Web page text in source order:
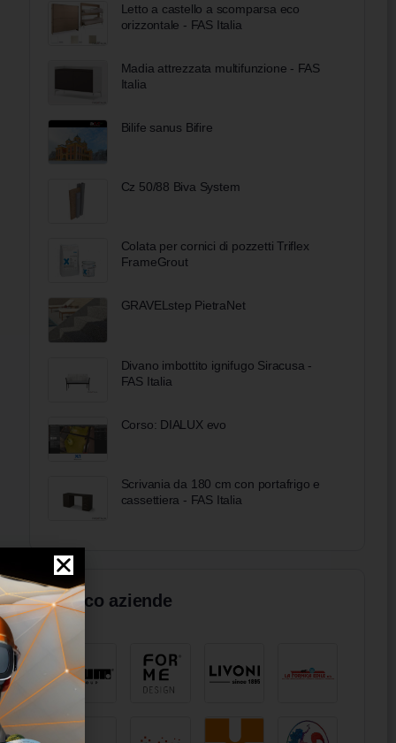
Letto a castello a scomparsa eco
orizzontale - FAS Italia
Madia attrezzata multifunzione - FAS
Italia
Bilife sanus Bifire
Cz 50/88 Biva System
Colata per cornici di pozzetti Triflex
FrameGrout
GRAVELstep PietraNet
Divano imbottito ignifugo Siracusa -
FAS Italia
Corso: DIALUX evo
Scrivania da 180 cm con portafrigo e
cassettiera - FAS Italia
Elenco aziende